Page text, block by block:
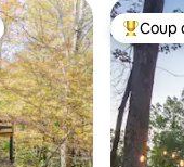
plus appréciés Coups
Coup